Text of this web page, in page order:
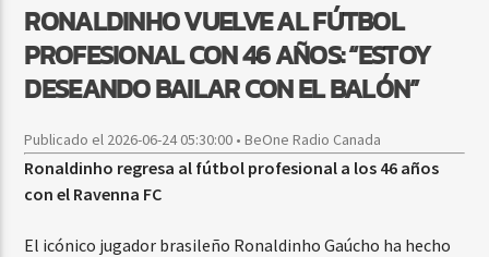
Beone Radio
RONALDINHO VUELVE AL FÚTBOL
PROFESIONAL CON 46 AÑOS: “ESTOY
DESEANDO BAILAR CON EL BALÓN”
Publicado el 2026-06-24 05:30:00 • BeOne Radio Canada
Ronaldinho regresa al fútbol profesional a los 46 años
con el Ravenna FC
El icónico jugador brasileño Ronaldinho Gaúcho ha hecho